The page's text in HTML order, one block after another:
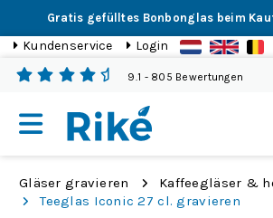
Gratis gefülltes Bonbonglas beim
Kundenservice Login
9.1 - 805 Bewertungen
Gläser gravieren
Kaffeegläser &
Teeglas Iconic 27 cl. gravieren